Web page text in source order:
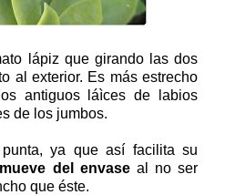
lápiz que girando las dos
al exterior. Es más estrecho
antiguos láìces de labios
de los jumbos.
ya que así facilita su
del envaseal no ser
que éste.